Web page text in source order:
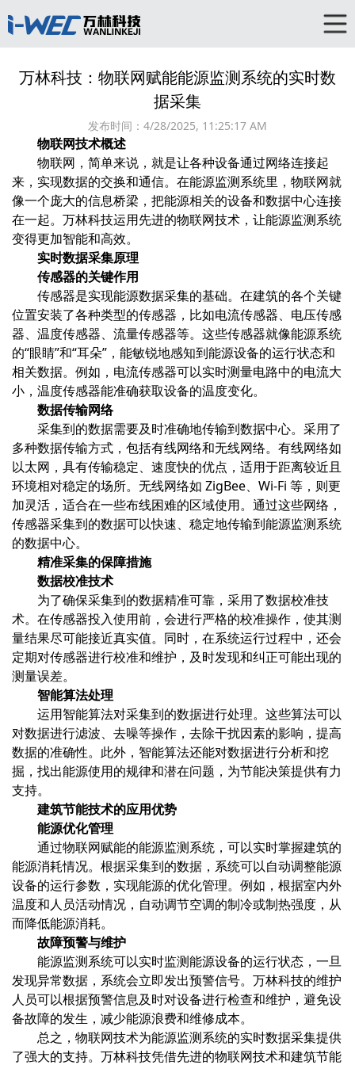
万林科技：物联网赋能能源监测系统的实时数
据采集
发布时间： 4/28/2025, 11:25:17 AM
物联网技术概述
物联网，简单来说，就是让各种设备通过网络连接起
来，实现数据的交换和通信。在能源监测系统里，物联网就
像一个庞大的信息桥梁，把能源相关的设备和数据中心连接
在一起。万林科技运用先进的物联网技术，让能源监测系统
变得更加智能和高效。
实时数据采集原理
传感器的关键作用
传感器是实现能源数据采集的基础。在建筑的各个关键
位置安装了各种类型的传感器，比如电流传感器、电压传感
器、温度传感器、流量传感器等。这些传感器就像能源系统
的“眼睛”和“耳朵”，能敏锐地感知到能源设备的运行状态和
相关数据。例如，电流传感器可以实时测量电路中的电流大
小，温度传感器能准确获取设备的温度变化。
数据传输网络
采集到的数据需要及时准确地传输到数据中心。采用了
多种数据传输方式，包括有线网络和无线网络。有线网络如
以太网，具有传输稳定、速度快的优点，适用于距离较近且
环境相对稳定的场所。无线网络如 ZigBee、Wi-Fi 等，则更
加灵活，适合在一些布线困难的区域使用。通过这些网络，
传感器采集到的数据可以快速、稳定地传输到能源监测系统
的数据中心。
精准采集的保障措施
数据校准技术
为了确保采集到的数据精准可靠，采用了数据校准技
术。在传感器投入使用前，会进行严格的校准操作，使其测
量结果尽可能接近真实值。同时，在系统运行过程中，还会
定期对传感器进行校准和维护，及时发现和纠正可能出现的
测量误差。
智能算法处理
运用智能算法对采集到的数据进行处理。这些算法可以
对数据进行滤波、去噪等操作，去除干扰因素的影响，提高
数据的准确性。此外，智能算法还能对数据进行分析和挖
掘，找出能源使用的规律和潜在问题，为节能决策提供有力
支持。
建筑节能技术的应用优势
能源优化管理
通过物联网赋能的能源监测系统，可以实时掌握建筑的
能源消耗情况。根据采集到的数据，系统可以自动调整能源
设备的运行参数，实现能源的优化管理。例如，根据室内外
温度和人员活动情况，自动调节空调的制冷或制热强度，从
而降低能源消耗。
故障预警与维护
能源监测系统可以实时监测能源设备的运行状态，一旦
发现异常数据，系统会立即发出预警信号。万林科技的维护
人员可以根据预警信息及时对设备进行检查和维护，避免设
备故障的发生，减少能源浪费和维修成本。
总之，物联网技术为能源监测系统的实时数据采集提供
了强大的支持。万林科技凭借先进的物联网技术和建筑节能